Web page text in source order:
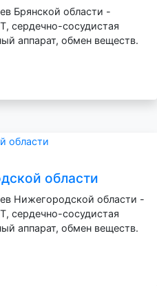
Брянской области -
сердечно-сосудистая
аппарат, обмен веществ.
области
Нижегородской области -
сердечно-сосудистая
аппарат, обмен веществ.